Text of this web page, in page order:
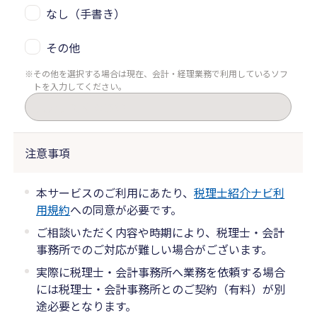
なし（手書き）
その他
その他を選択する場合は現在、会計・経理業務で利用しているソフ
トを入力してください。
注意事項
本サービスのご利用にあたり、税理士紹介ナビ利
用規約への同意が必要です。
ご相談いただく内容や時期により、税理士・会計
事務所でのご対応が難しい場合がございます。
実際に税理士・会計事務所へ業務を依頼する場合
には税理士・会計事務所とのご契約（有料）が別
途必要となります。